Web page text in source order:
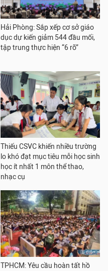
Hải Phòng: Sắp xếp cơ sở giáo
dục dự kiến giảm 544 đầu mối,
tập trung thực hiện “6 rõ”
Thiếu CSVC khiến nhiều trường
lo khó đạt mục tiêu mỗi học sinh
học ít nhất 1 môn thể thao,
nhạc cụ
TPHCM: Yêu cầu hoàn tất hồ